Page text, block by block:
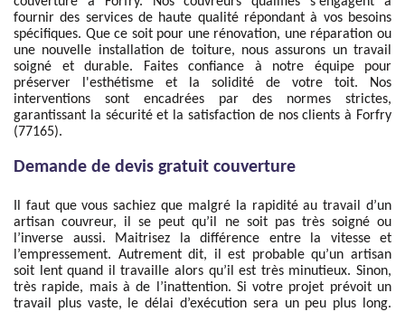
fournir des services de haute qualité répondant à vos besoins
spécifiques. Que ce soit pour une rénovation, une réparation ou
une nouvelle installation de toiture, nous assurons un travail
soigné et durable. Faites confiance à notre équipe pour
préserver l'esthétisme et la solidité de votre toit. Nos
interventions sont encadrées par des normes strictes,
garantissant la sécurité et la satisfaction de nos clients à Forfry
(77165).
Demande de devis gratuit couverture
Il faut que vous sachiez que malgré la rapidité au travail d’un
artisan couvreur, il se peut qu’il ne soit pas très soigné ou
l’inverse aussi. Maitrisez la différence entre la vitesse et
l’empressement. Autrement dit, il est probable qu’un artisan
soit lent quand il travaille alors qu’il est très minutieux. Sinon,
très rapide, mais à de l’inattention. Si votre projet prévoit un
travail plus vaste, le délai d’exécution sera un peu plus long.